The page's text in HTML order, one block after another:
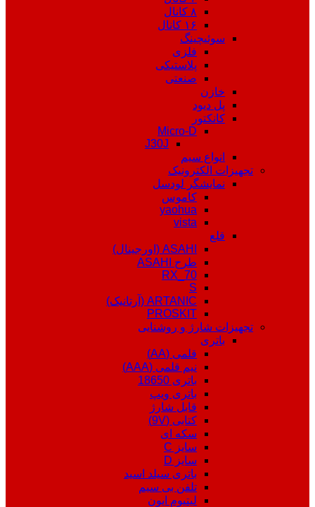
۸ کانال
۱۶ کانال
سوئیچینگ
فلزی
پلاستیکی
صنعتی
خازن
پل دیود
کانکتور
Micro-D
J30J
انواع سیم
تجهیزات الکترونیک
نمایشگر لودسل
کاموس
yaohua
vista
قلع
ASAHI (اورجینال)
طرح ASAHI
RX_70
S
ARTANIC (آرتانیک)
PROSKIT
تجهیزات شارژ و روشنایی
باتری
قلمی (AA)
نیم قلمی (AAA)
باتری 18650
باتری ویپ
قابل شارژ
کتابی (9V)
سکه ای
سایز C
سایز D
باتری سیلد اسید
تلفن بی سیم
لیتیوم ایون